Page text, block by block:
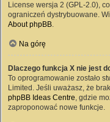
License wersja 2 (GPL-2.0),
ograniczeń dystrybuowane.
About phpBB.
Na górę
Dlaczego funkcja X nie jest
To oprogramowanie zostało
Limited. Jeśli uważasz, że
phpBB Ideas Centre, gdzie
zaproponować nowe funkcje.